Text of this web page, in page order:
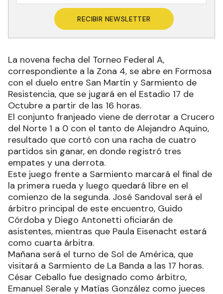
RECIBIR NEWSLETTER
La novena fecha del Torneo Federal A,
correspondiente a la Zona 4, se abre en Formosa
con el duelo entre San Martín y Sarmiento de
Resistencia, que se jugará en el Estadio 17 de
Octubre a partir de las 16 horas.
El conjunto franjeado viene de derrotar a Crucero
del Norte 1 a 0 con el tanto de Alejandro Aquino,
resultado que cortó con una racha de cuatro
partidos sin ganar, en donde registró tres
empates y una derrota.
Este juego frente a Sarmiento marcará el final de
la primera rueda y luego quedará libre en el
comienzo de la segunda. José Sandoval será el
árbitro principal de este encuentro, Guido
Córdoba y Diego Antonetti oficiarán de
asistentes, mientras que Paula Eisenacht estará
como cuarta árbitra.
Mañana será el turno de Sol de América, que
visitará a Sarmiento de La Banda a las 17 horas.
César Ceballo fue designado como árbitro,
Emanuel Serale y Matías González como jueces